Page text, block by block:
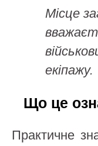
Місце
екіпажу.
Що це
Практичне